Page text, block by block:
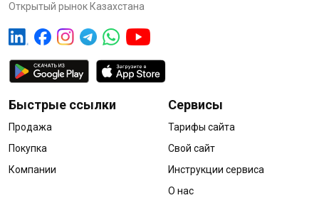
Открытый рынок Казахстана
Быстрые ссылки
Продажа
Покупка
Компании
Сервисы
Тарифы сайта
Свой сайт
Инструкции сервиса
О нас